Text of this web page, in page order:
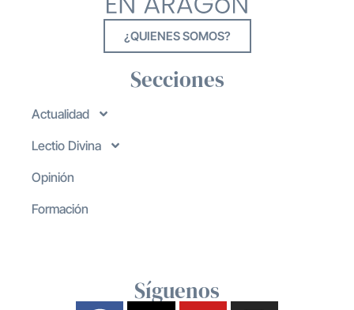
¿QUIENES SOMOS?
Secciones
Actualidad
Lectio Divina
Opinión
Formación
Síguenos